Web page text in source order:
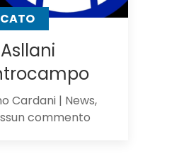
Cardani | News,
commentosu